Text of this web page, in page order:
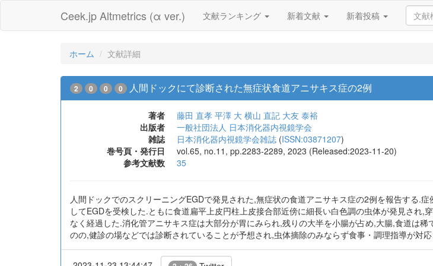
Ceek.jp Altmetrics (α ver.) 文献ランキング 新着文献 新着投稿
ホーム 文献詳細
2 0 0 0 人間ドックにて診断された無症状食道アニサキス症の2例
著者 藤田 直孝 平澤 大 横山 直記 大友 泰裕
出版者
一般社団法人 日本消化器内視鏡学会
雑誌
日本消化器内視鏡学会雑誌 (ISSN:03871207)
巻号頁・発行日
vol.65, no.11, pp.2283-2289, 2023 (Released:2023-11-20)
参考文献数
35
人間ドックでのスクリーニングEGDで発見された,無症状の食道アニサキス症の2例を報告する.
してEGDを受検した.ともに食道扁平上皮円柱上皮接合部近傍に細長い白色調の虫体が発見され
なく経過した.消化管アニサキス症は大部分が胃にみられ,残りの大半を小腸が占め,大腸,食道は
のの,健診の場などでは診断されていることが予想され,虫体摘除のみならず食事・調理指導が対